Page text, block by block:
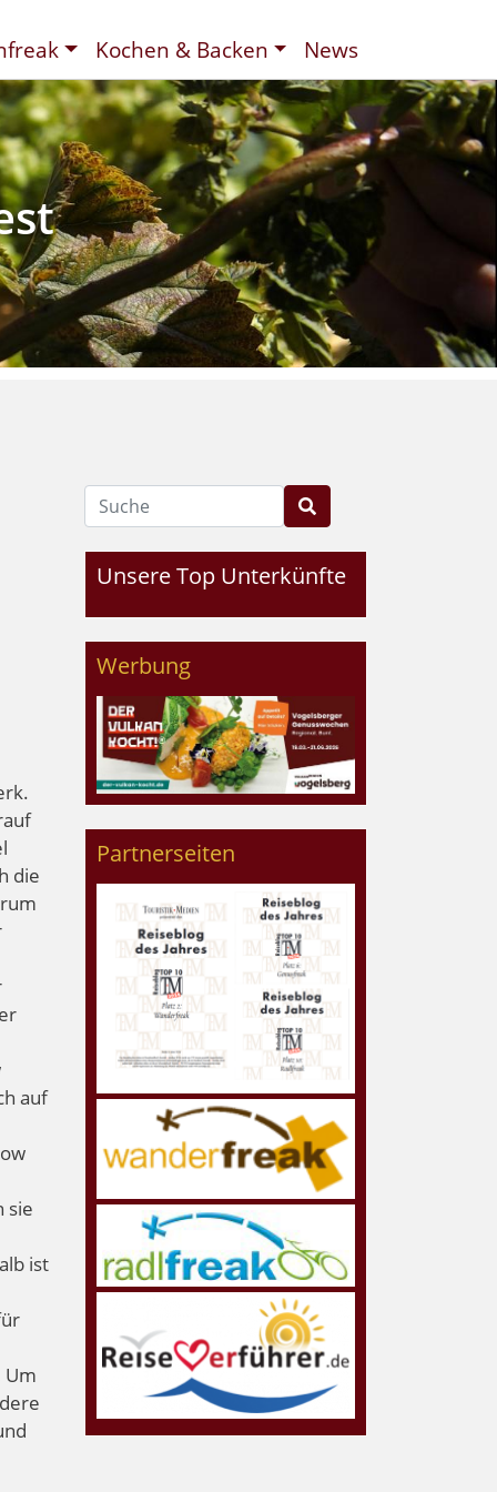
Kochen & Backen News
die
auf
sie
ist
Um
Suche
Unsere Top Unterkünfte
Werbung
Partnerseiten